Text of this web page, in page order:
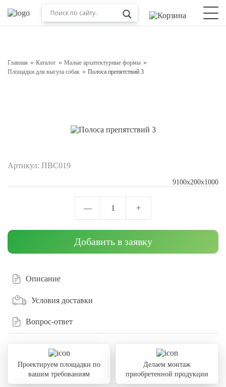
Главная Каталог
Малые архитектурные формы
Площадки для выгула собак
Полоса препятствий 3
Артикул: ПВС019
9100х200х1000
— 1 +
Добавить в заявку
Описание
Условия доставки
Вопрос-ответ
Проектируем площадки по
вашим требованиям
Делаем монтаж
приобретенной продукции
Оставьте заявку на консультацию